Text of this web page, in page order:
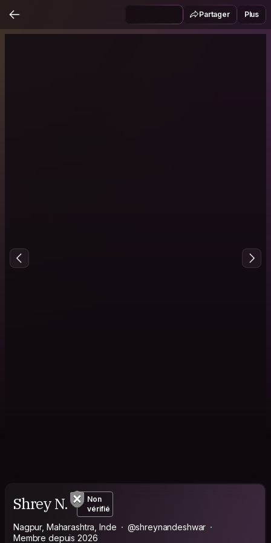
Partager Plus
Shrey N.
Non
vérifié
Nagpur, Maharashtra, Inde
@shreynandeshwar
Membre depuis 2026